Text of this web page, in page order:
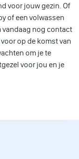
voor jouw gezin. Of
of een volwassen
vandaag nog contact
op de komst van
om je te
voor jou en je